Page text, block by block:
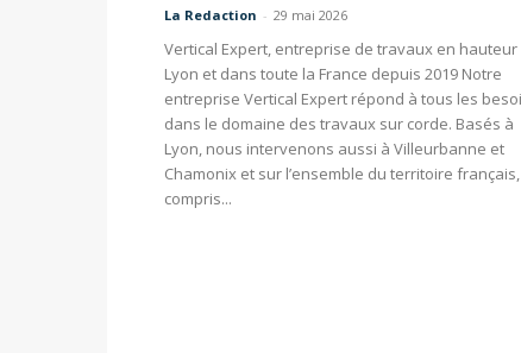
La Redaction - 29 mai 2026
Vertical Expert, entreprise de travaux en hauteur
Lyon et dans toute la France depuis 2019 Notre
entreprise Vertical Expert répond à tous les
dans le domaine des travaux sur corde. Basés à
Lyon, nous intervenons aussi à Villeurbanne et
Chamonix et sur l’ensemble du territoire
compris...